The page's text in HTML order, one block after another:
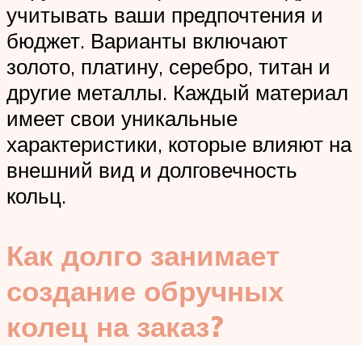
учитывать ваши предпочтения и
бюджет. Варианты включают
золото, платину, серебро, титан и
другие металлы. Каждый материал
имеет свои уникальные
характеристики, которые влияют на
внешний вид и долговечность
кольц.
Как долго занимает
создание обручных
колец на заказ?